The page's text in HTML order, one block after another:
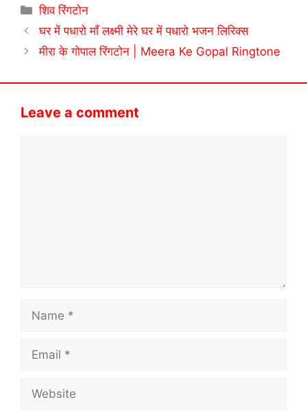
Categories
शिव रिंगटोन
घर में पधारो माँ लक्ष्मी मेरे घर में पधारो भजन लिरिक्स
मीरा के गोपाल रिंगटोन | Meera Ke Gopal Ringtone
Leave a comment
Name
Email
Website